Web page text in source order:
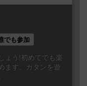
でも参加
ょう!初めてでも楽
ます。カタンを遊